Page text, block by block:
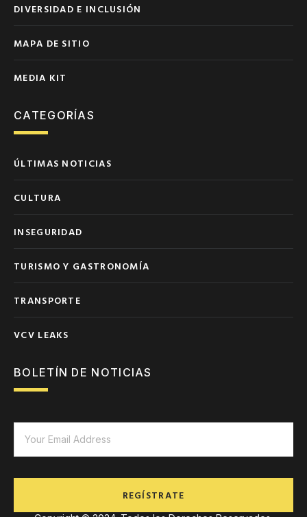
DIVERSIDAD E INCLUSIÓN
MAPA DE SITIO
MEDIA KIT
CATEGORÍAS
ÚLTIMAS NOTICIAS
CULTURA
INSEGURIDAD
TURISMO Y GASTRONOMÍA
TRANSPORTE
VCV LEAKS
BOLETÍN DE NOTICIAS
REGÍSTRATE